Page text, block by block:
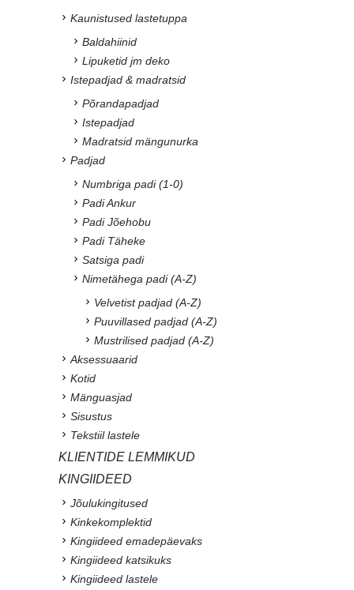
Kaunistused lastetuppa
Baldahiinid
Lipuketid jm deko
Istepadjad & madratsid
Põrandapadjad
Istepadjad
Madratsid mängunurka
Padjad
Numbriga padi (1-0)
Padi Ankur
Padi Jõehobu
Padi Täheke
Satsiga padi
Nimetähega padi (A-Z)
Velvetist padjad (A-Z)
Puuvillased padjad (A-Z)
Mustrilised padjad (A-Z)
Aksessuaarid
Kotid
Mänguasjad
Sisustus
Tekstiil lastele
KLIENTIDE LEMMIKUD
KINGIIDEED
Jõulukingitused
Kinkekomplektid
Kingiideed emadepäevaks
Kingiideed katsikuks
Kingiideed lastele